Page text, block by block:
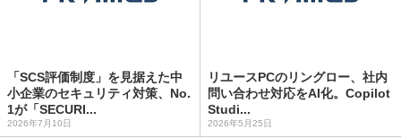
「SCS評価制度」を見据えた中
小企業のセキュリティ対策、No.
1が「SECURI...
2026年7月10日
リユースPCのリングロー、社内
問い合わせ対応をAI化。Copilot
Studi...
2026年5月25日